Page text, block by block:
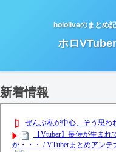
hololiveのまとめ
ホロ
新着情報